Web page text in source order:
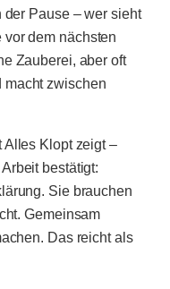
Pause – wer sieht
dem nächsten
Zauberei, aber oft
macht zwischen
Klopt zeigt –
bestätigt:
Sie brauchen
Gemeinsam
Das reicht als